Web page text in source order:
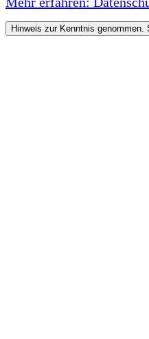
Hinweis zur Kenntnis genommen.